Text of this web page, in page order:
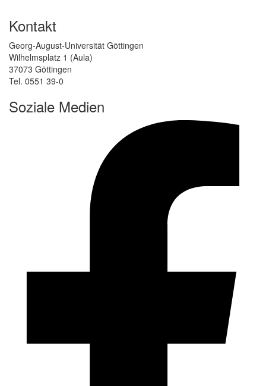
Kontakt
Georg-August-Universität Göttingen
Wilhelmsplatz 1 (Aula)
37073 Göttingen
Tel. 0551 39-0
Soziale Medien